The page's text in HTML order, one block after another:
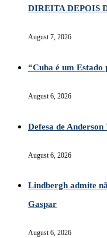
DIREITA DEPOIS
August 7, 2026
“Cuba é um
August 6, 2026
Defesa de
August 6, 2026
Lindbergh admite
Gaspar
August 6, 2026